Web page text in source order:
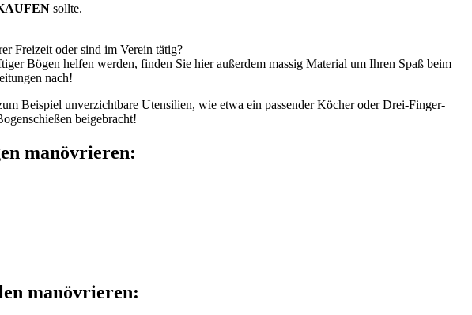
sollte.
Freizeit oder sind im Verein tätig?
Bögen helfen werden, finden Sie hier außerdem massig Material um Ihren Spaß beim
nach!
Beispiel unverzichtbare Utensilien, wie etwa ein passender Köcher oder Drei-Finger-
beigebracht!
manövrieren:
manövrieren: